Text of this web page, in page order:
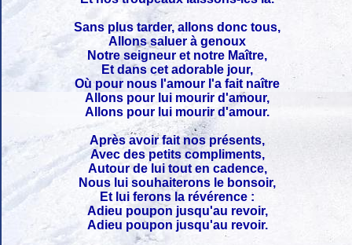
Sans plus tarder, allons donc tous,
Allons saluer à genoux
Notre seigneur et notre Maître,
Et dans cet adorable jour,
Où pour nous l'amour l'a fait naître
Allons pour lui mourir d'amour,
Allons pour lui mourir d'amour.
Après avoir fait nos présents,
Avec des petits compliments,
Autour de lui tout en cadence,
Nous lui souhaiterons le bonsoir,
Et lui ferons la révérence :
Adieu poupon jusqu'au revoir,
Adieu poupon jusqu'au revoir.